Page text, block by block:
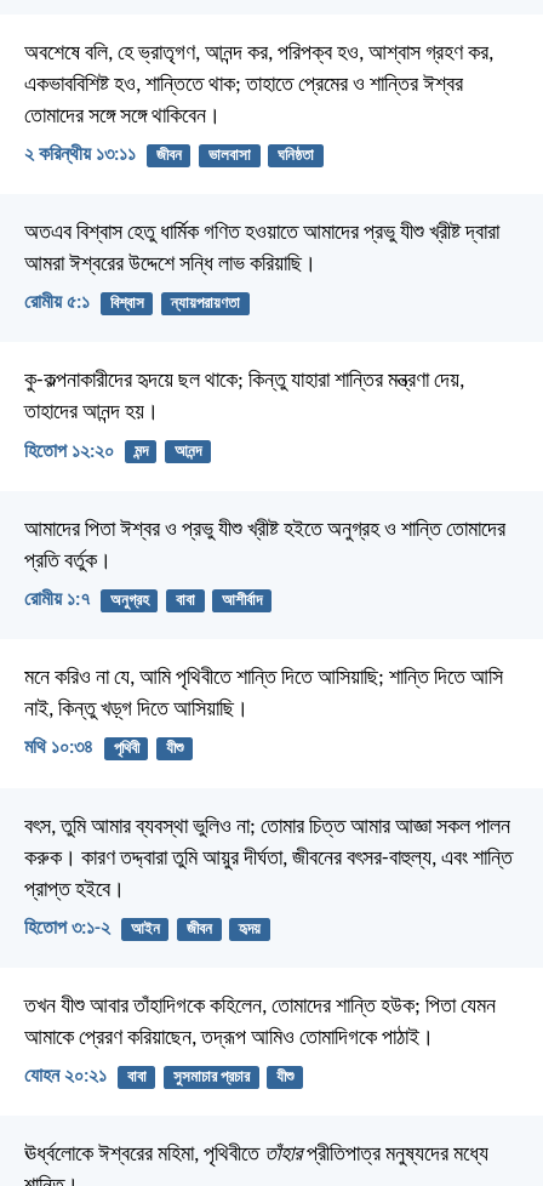
অবশেষে বলি, হে ভ্রাতৃগণ, আনন্দ কর, পরিপক্ব হও, আশ্বাস গ্রহণ কর,
একভাববিশিষ্ট হও, শান্তিতে থাক; তাহাতে প্রেমের ও শান্তির ঈশ্বর
তোমাদের সঙ্গে সঙ্গে থাকিবেন।
২ করিন্থীয় ১৩:১১ জীবন ভালবাসা ঘনিষ্ঠতা
অতএব বিশ্বাস হেতু ধার্মিক গণিত হওয়াতে আমাদের প্রভু যীশু খ্রীষ্ট দ্বারা
আমরা ঈশ্বরের উদ্দেশে সন্ধি লাভ করিয়াছি।
রোমীয় ৫:১ বিশ্বাস ন্যায়পরায়ণতা
কু-কল্পনাকারীদের হৃদয়ে ছল থাকে; কিন্তু যাহারা শান্তির মন্ত্রণা দেয়,
তাহাদের আনন্দ হয়।
হিতোপ ১২:২০ মন্দ আনন্দ
আমাদের পিতা ঈশ্বর ও প্রভু যীশু খ্রীষ্ট হইতে অনুগ্রহ ও শান্তি তোমাদের
প্রতি বর্তুক।
রোমীয় ১:৭ অনুগ্রহ বাবা আশীর্বাদ
মনে করিও না যে, আমি পৃথিবীতে শান্তি দিতে আসিয়াছি; শান্তি দিতে আসি
নাই, কিন্তু খড়্‌গ দিতে আসিয়াছি।
মথি ১০:৩৪ পৃথিবী যীশু
বৎস, তুমি আমার ব্যবস্থা ভুলিও না; তোমার চিত্ত আমার আজ্ঞা সকল পালন
করুক। কারণ তদ্দ্বারা তুমি আয়ুর দীর্ঘতা, জীবনের বৎসর-বাহুল্য, এবং শান্তি
প্রাপ্ত হইবে।
হিতোপ ৩:১-২ আইন জীবন হৃদয়
তখন যীশু আবার তাঁহাদিগকে কহিলেন, তোমাদের শান্তি হউক; পিতা যেমন
আমাকে প্রেরণ করিয়াছেন, তদ্রূপ আমিও তোমাদিগকে পাঠাই।
যোহন ২০:২১ বাবা সুসমাচার প্রচার যীশু
ঊর্ধ্বলোকে ঈশ্বরের মহিমা, পৃথিবীতে তাঁহারপ্রীতিপাত্র মনুষ্যদের মধ্যে